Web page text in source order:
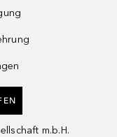
m.b.H.